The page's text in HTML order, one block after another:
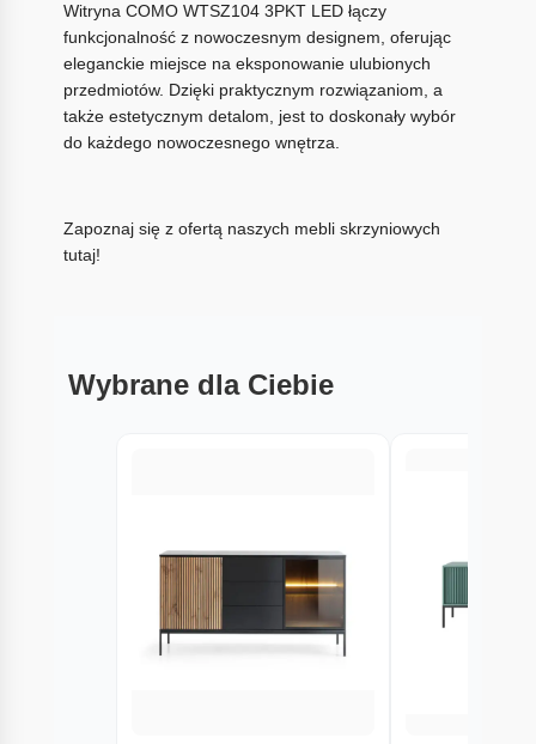
Witryna COMO WTSZ104 3PKT LED łączy
funkcjonalność z nowoczesnym designem, oferując
eleganckie miejsce na eksponowanie ulubionych
przedmiotów. Dzięki praktycznym rozwiązaniom, a
także estetycznym detalom, jest to doskonały wybór
do każdego nowoczesnego wnętrza.
Zapoznaj się z ofertą naszych mebli skrzyniowych
tutaj!
Wybrane dla Ciebie